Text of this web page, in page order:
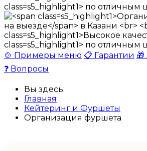
🍲 Примеры меню 📋 Гарантии
❓ Вопросы
Вы здесь:
Главная
Кейтеринг и Фуршеты
Организация фуршета